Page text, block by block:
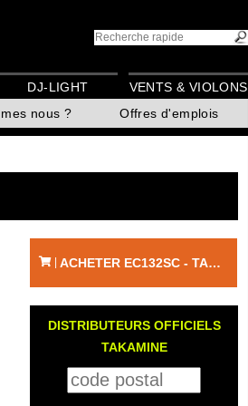
nous ? Offres d'emplois
DJ-LIGHT VENTS & VIOLONS
ACHETER EC132SC - TAKAMINE
DISTRIBUTEURS OFFICIELS
TAKAMINE